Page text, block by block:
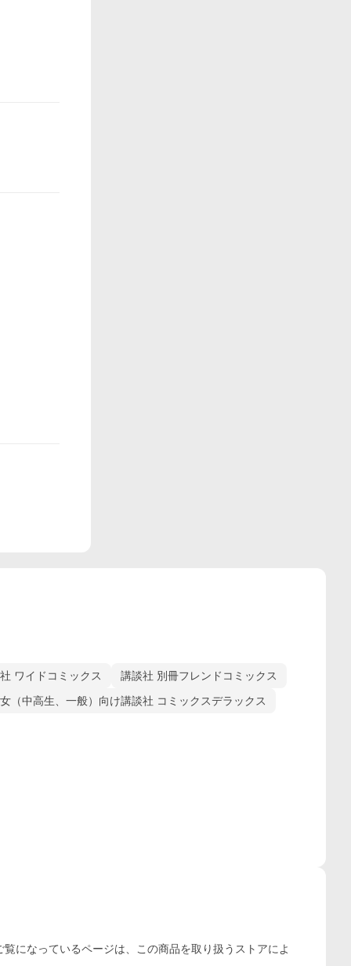
ワイドコミックス
講談社 別冊フレンドコミックス
（中高生、一般）向け講談社 コミックスデラックス
になっているページは、この商品を取り扱うストアによ